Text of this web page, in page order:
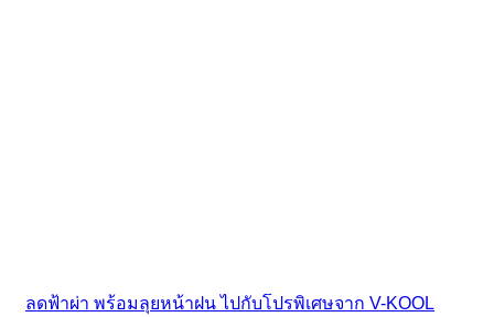
ลดฟ้าผ่า พร้อมลุยหน้าฝน ไปกับโปรพิเศษจาก V-KOOL